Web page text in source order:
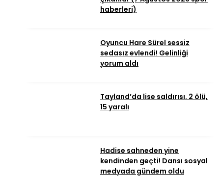
haberleri)
Oyuncu Hare Sürel sessiz
sedasız evlendi! Gelinliği
yorum aldı
Tayland’da lise saldırısı. 2 ölü,
15 yaralı
Hadise sahneden yine
kendinden geçti! Dansı sosyal
medyada gündem oldu